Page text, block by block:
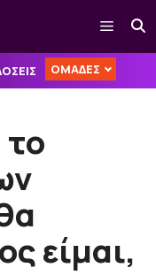
Μενού
ΟΜΑΔΕΣ
είμαι,